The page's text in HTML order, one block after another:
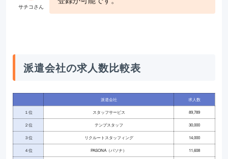
派遣会社の求人数比較表
派遣会社 求人数
１位 スタッフサービス 89,789
２位 テンプスタッフ 30,000
３位 リクルートスタッフィング 14,000
４位 PASONA（パソナ） 11,608